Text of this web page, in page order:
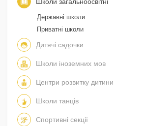
Школи загальноосвітні
Державні школи
Приватні школи
Дитячі садочки
Школи іноземних мов
Центри розвитку дитини
Школи танців
Спортивні секції